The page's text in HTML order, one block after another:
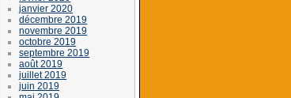
janvier 2020
décembre 2019
novembre 2019
octobre 2019
septembre 2019
août 2019
juillet 2019
juin 2019